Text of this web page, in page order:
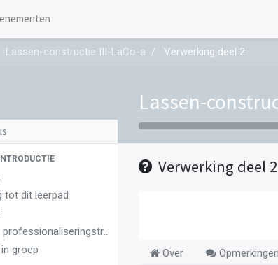
Lassen-constructie III-LaCo-a Verwerking deel 2
Lassen-
tot dit leerpad
groep
Verwerking deel 2
Over